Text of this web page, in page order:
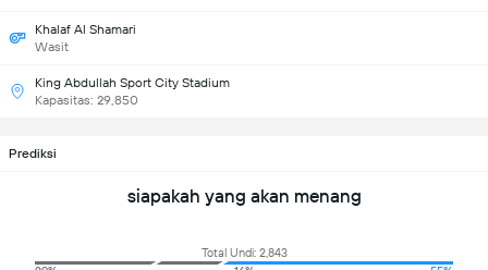
Khalaf Al Shamari
Wasit
King Abdullah Sport City Stadium
Kapasitas: 29,850
Prediksi
siapakah yang akan menang
Total Undi: 2,843